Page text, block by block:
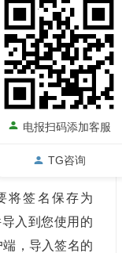
Neue等，以保
元素来增强签
头像或公司的
还可以在签名
更多关于您和
将签名保存为
入到您使用的
，导入签名的
电报扫码添加客服
TG咨询